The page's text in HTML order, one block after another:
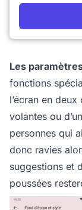
Les
fonctions
l’écran en
volantes ou
personnes qui
donc ravies
suggestions et
poussées